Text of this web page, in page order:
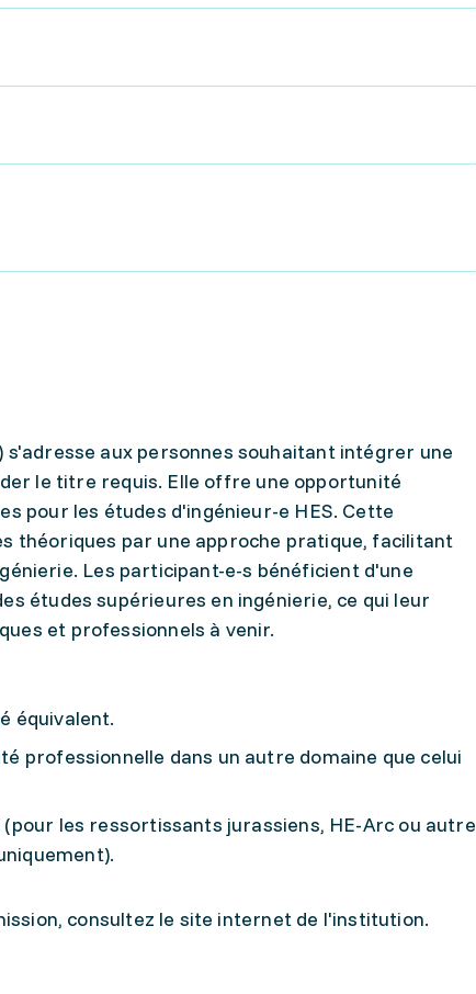
s'adresse aux personnes souhaitant intégrer une
le titre requis. Elle offre une opportunité
pour les études d'ingénieur-e HES. Cette
théoriques par une approche pratique, facilitant
Les participant-e-s bénéficient d'une
études supérieures en ingénierie, ce qui leur
et professionnels à venir.
équivalent.
professionnelle dans un autre domaine que celui
les ressortissants jurassiens, HE-Arc ou autre
consultez le site internet de l'institution.